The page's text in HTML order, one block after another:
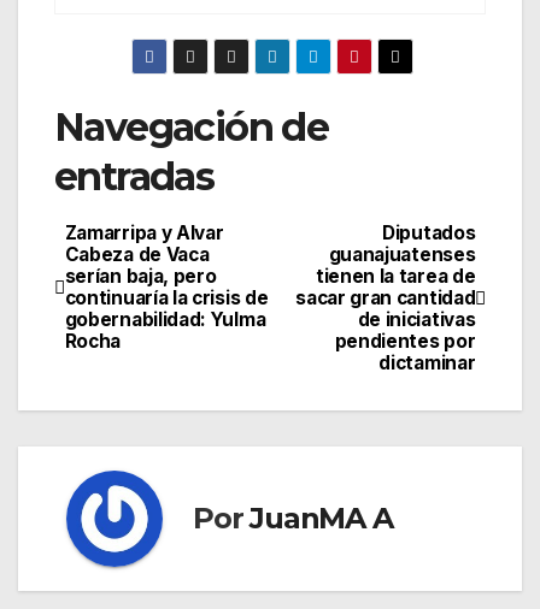
Navegación de
entradas
Diputados
guanajuatenses
tienen la tarea de
sacar gran cantidad
de iniciativas
pendientes por
dictaminar
Zamarripa y Alvar
Cabeza de Vaca
serían baja, pero
continuaría la crisis de
gobernabilidad: Yulma
Rocha
PorJuanMA A